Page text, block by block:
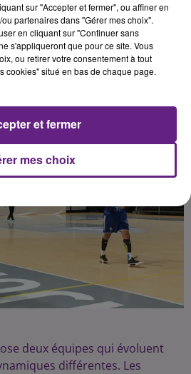
par Fabrice Aubry
deux équipes qui évoluent
différentes. Les
sur "Accepter et fermer", ou affiner en
partenaires dans "Gérer mes choix".
en cliquant sur "Continuer sans
s'appliqueront que pour ce site. Vous
ou retirer votre consentement à tout
cookies" situé en bas de chaque page.
mes choix
et fermer